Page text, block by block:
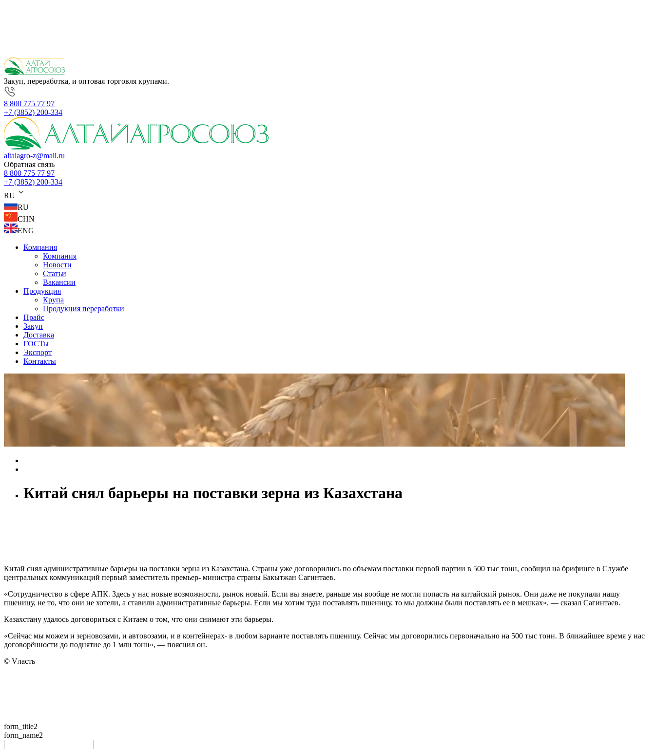
Закуп, переработка, и оптовая торговля крупами.
8 800 775 77 97
+7 (3852) 200-334
altaiagro-z@mail.ru
Обратная связь
8 800 775 77 97
+7 (3852) 200-334
RU
RU
CHN
ENG
Компания
Компания
Новости
Статьи
Вакансии
Продукция
Крупа
Продукция переработки
Прайс
Закуп
Доставка
ГОСТы
Экспорт
Контакты
Китай снял барьеры на поставки зерна из Казахстана
Китай снял административные барьеры на поставки зерна из Казахстана. Страны уже договорились по объемам поставки первой партии в 500 тыс тонн, сообщил на брифинге в Службе
центральных коммуникаций первый заместитель премьер- министра страны Бакытжан Сагинтаев.
«Сотрудничество в сфере АПК. Здесь у нас новые возможности, рынок новый. Если вы знаете, раньше мы вообще не могли попасть на китайский рынок. Они даже не покупали нашу
пшеницу, не то, что они не хотели, а ставили административные барьеры. Если мы хотим туда поставлять пшеницу, то мы должны были поставлять ее в мешках», — сказал Сагинтаев.
Казахстану удалось договориться с Китаем о том, что они снимают эти барьеры.
«Сейчас мы можем и зерновозами, и автовозами, и в контейнерах- в любом варианте поставлять пшеницу. Сейчас мы договорились первоначально на 500 тыс тонн. В ближайшее время у нас
договорённости до поднятие до 1 млн тонн», — пояснил он.
© Vласть
form_title2
form_name2